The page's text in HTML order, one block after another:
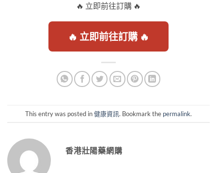
🔥 立即前往訂購 🔥
🔥 立即前往訂購 🔥
This entry was posted in健康資訊. Bookmark the permalink.
香港壯陽藥網購